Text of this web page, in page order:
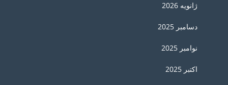
ژانویه 2026
دسامبر 2025
نوامبر 2025
اکتبر 2025